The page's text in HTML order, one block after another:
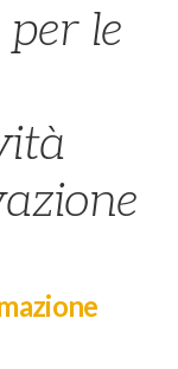
per le